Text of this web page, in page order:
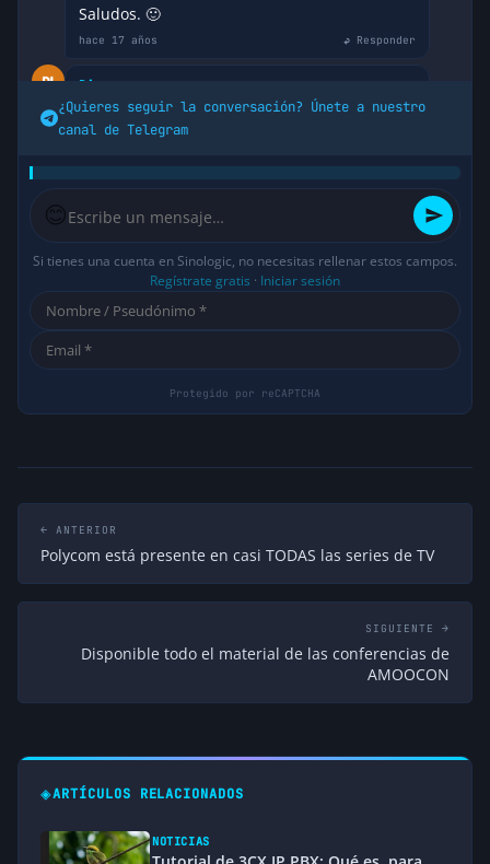
Saludos. 🙂
hace 17 años ↩ Responder
Diego
FreePBX tiene planes para soportar
FreeSWITCH.
hace 17 años ↩ Responder
FreeSWITCH ahora tiene un importante
administracion WEB y es FreePBX v3. Lo
pueden ver en
http://freepbx.org/v3/wiki/Installation.
hace 17 años
Jose F. Franco
softphone. Es mas bien como un cifrador de
¿Quieres seguir la conversación? Únete a nuestro
canal de Telegram
😊
Si tienes una cuenta en Sinologic, no necesitas rellenar estos campos.
Regístrate gratis · Iniciar sesión
← ANTERIOR
Polycom está presente en casi TODAS las series de TV
SIGUIENTE →
Disponible todo el material de las conferencias de
AMOOCON
◈ARTÍCULOS RELACIONADOS
NOTICIAS